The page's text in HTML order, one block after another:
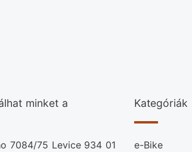
minket a
7084/75 Levice 934 01
Kategóriák
e-Bike